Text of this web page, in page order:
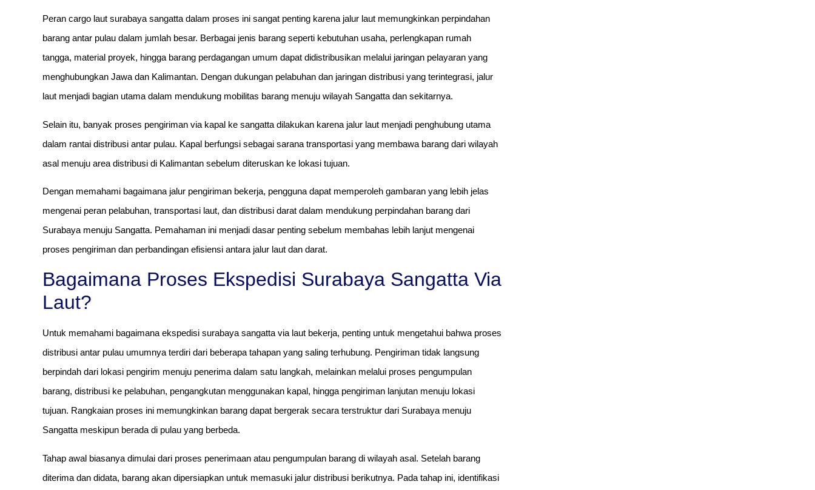
Peran cargo laut surabaya sangatta dalam proses ini sangat penting karena jalur laut memungkinkan perpindahan
barang antar pulau dalam jumlah besar. Berbagai jenis barang seperti kebutuhan usaha, perlengkapan rumah
tangga, material proyek, hingga barang perdagangan umum dapat didistribusikan melalui jaringan pelayaran yang
menghubungkan Jawa dan Kalimantan. Dengan dukungan pelabuhan dan jaringan distribusi yang terintegrasi, jalur
laut menjadi bagian utama dalam mendukung mobilitas barang menuju wilayah Sangatta dan sekitarnya.
Selain itu, banyak proses pengiriman via kapal ke sangatta dilakukan karena jalur laut menjadi penghubung utama
dalam rantai distribusi antar pulau. Kapal berfungsi sebagai sarana transportasi yang membawa barang dari wilayah
asal menuju area distribusi di Kalimantan sebelum diteruskan ke lokasi tujuan.
Dengan memahami bagaimana jalur pengiriman bekerja, pengguna dapat memperoleh gambaran yang lebih jelas
mengenai peran pelabuhan, transportasi laut, dan distribusi darat dalam mendukung perpindahan barang dari
Surabaya menuju Sangatta. Pemahaman ini menjadi dasar penting sebelum membahas lebih lanjut mengenai
proses pengiriman dan perbandingan efisiensi antara jalur laut dan darat.
Bagaimana Proses Ekspedisi Surabaya Sangatta Via
Laut?
Untuk memahami bagaimana ekspedisi surabaya sangatta via laut bekerja, penting untuk mengetahui bahwa proses
distribusi antar pulau umumnya terdiri dari beberapa tahapan yang saling terhubung. Pengiriman tidak langsung
berpindah dari lokasi pengirim menuju penerima dalam satu langkah, melainkan melalui proses pengumpulan
barang, distribusi ke pelabuhan, pengangkutan menggunakan kapal, hingga pengiriman lanjutan menuju lokasi
tujuan. Rangkaian proses ini memungkinkan barang dapat bergerak secara terstruktur dari Surabaya menuju
Sangatta meskipun berada di pulau yang berbeda.
Tahap awal biasanya dimulai dari proses penerimaan atau pengumpulan barang di wilayah asal. Setelah barang
diterima dan didata, barang akan dipersiapkan untuk memasuki jalur distribusi berikutnya. Pada tahap ini, identifikasi